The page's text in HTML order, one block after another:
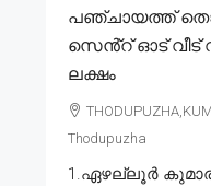
പഞ്ചായത്ത്
സെൻ്റ് ഓട് വീട്
ലക്ഷം
Thodupuzha
1.ഏഴല്ലൂർ